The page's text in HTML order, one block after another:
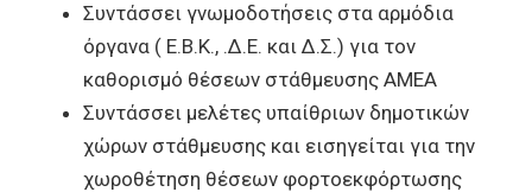
Συντάσσει γνωμοδοτήσεις στα αρμόδια
όργανα ( Ε.Β.Κ., .Δ.E. και Δ.Σ.) για τον
καθορισμό θέσεων στάθμευσης ΑΜΕΑ
Συντάσσει μελέτες υπαίθριων δημοτικών
χώρων στάθμευσης και εισηγείται για την
χωροθέτηση θέσεων φορτοεκφόρτωσης